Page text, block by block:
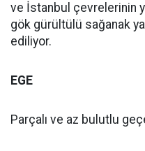
ve İstanbul çevrelerinin
gök gürültülü sağanak
ediliyor.
EGE
Parçalı ve az bulutlu